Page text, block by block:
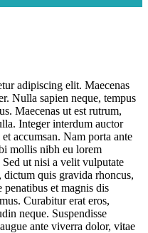
adipiscing elit. Maecenas
Nulla sapien neque, tempus
Maecenas ut est rutrum,
Integer interdum auctor
accumsan. Nam porta ante
mollis nibh eu lorem
ut nisi a velit vulputate
dictum quis gravida rhoncus,
et magnis dis
Curabitur erat eros,
neque. Suspendisse
ante viverra dolor, vitae